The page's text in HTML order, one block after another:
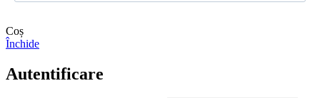
Coș
Închide
Autentificare